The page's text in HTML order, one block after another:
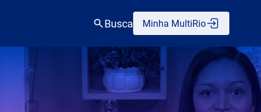
Busca Minha MultiRio